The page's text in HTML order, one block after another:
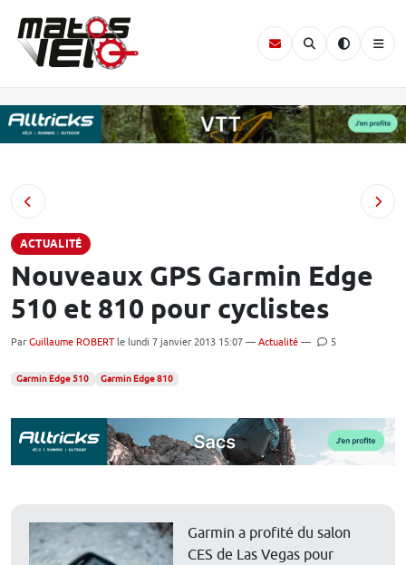
ACTUALITÉ
Nouveaux GPS Garmin Edge
510 et 810 pour cyclistes
Par Guillaume ROBERT le lundi 7 janvier 2013 15:07 — Actualité — 5
Garmin Edge 510 Garmin Edge 810
Garmin a profité du salon
CES de Las Vegas pour